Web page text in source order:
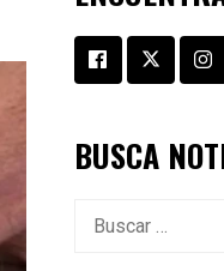
BUSCA
Buscar: